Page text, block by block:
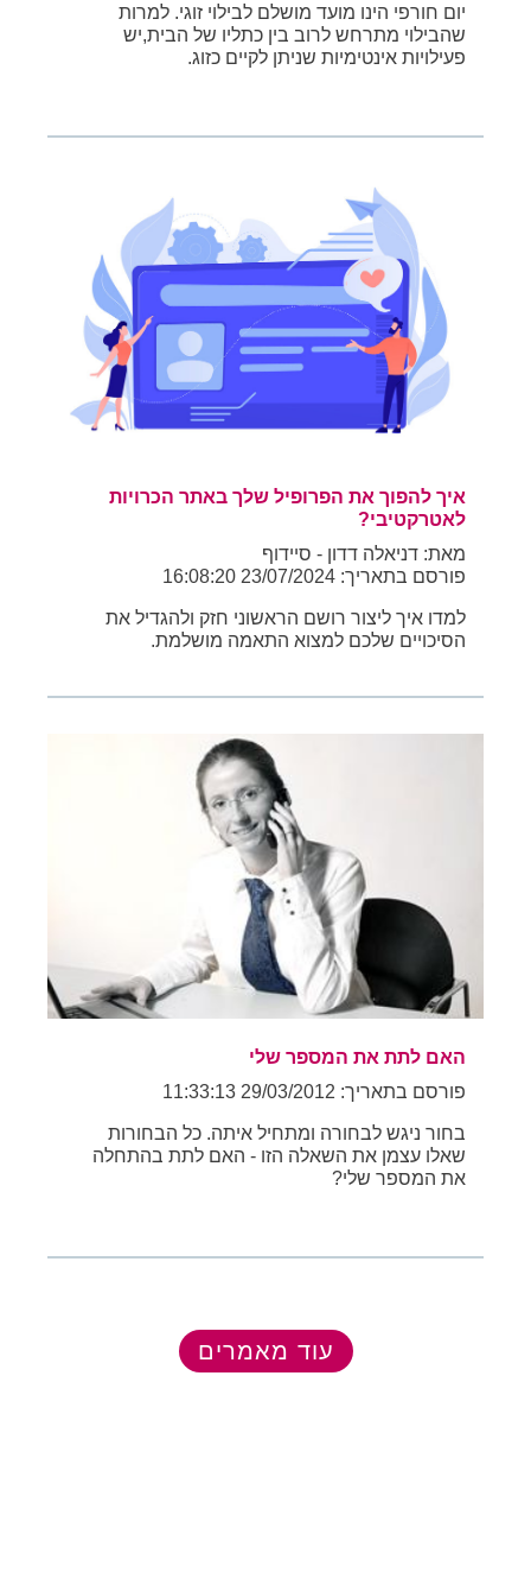
יום חורפי הינו מועד מושלם לבילוי זוגי. למרות
שהבילוי מתרחש לרוב בין כתליו של הבית,יש
פעילויות אינטימיות שניתן לקיים כזוג.
איך להפוך את הפרופיל שלך באתר הכרויות
לאטרקטיבי?
מאת: דניאלה דדון - סיידוף
פורסם בתאריך: 23/07/2024 16:08:20
למדו איך ליצור רושם הראשוני חזק ולהגדיל את
הסיכויים שלכם למצוא התאמה מושלמת.
האם לתת את המספר שלי
פורסם בתאריך: 29/03/2012 11:33:13
בחור ניגש לבחורה ומתחיל איתה. כל הבחורות
שאלו עצמן את השאלה הזו - האם לתת בהתחלה
את המספר שלי?
עוד מאמרים